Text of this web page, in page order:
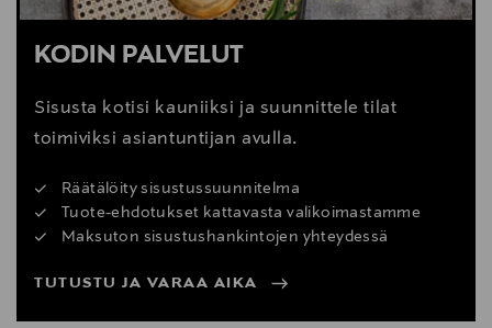
KODIN PALVELUT
Sisusta kotisi kauniiksi ja suunnittele tilat
toimiviksi asiantuntijan avulla.
Räätälöity sisustussuunnitelma
Tuote-ehdotukset kattavasta valikoimastamme
Maksuton sisustushankintojen yhteydessä
TUTUSTU JA VARAA AIKA